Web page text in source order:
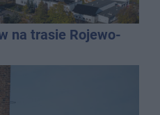
na trasie Rojewo-